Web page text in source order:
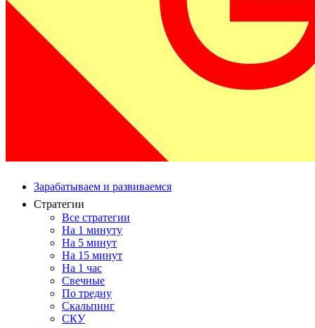
Зарабатываем и развиваемся
Стратегии
Все стратегии
На 1 минуту
На 5 минут
На 15 минут
На 1 час
Свечные
По тредну
Скальпинг
СКУ